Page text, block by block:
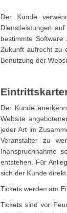
Der Kunde
Dienstleistungen
bestimmte
Zukunft aufrecht zu
Benutzung der
Der Kunde
Website
jeder Art im
Veranstalter zu
Inanspruchnahme
entstehen. Für
sich der Kunde
Tickets werden am
Tickets sind vor